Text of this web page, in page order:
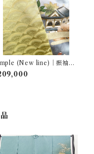
(New line)｜振袖セ
アップ … 南蛮船文／黄金
くし